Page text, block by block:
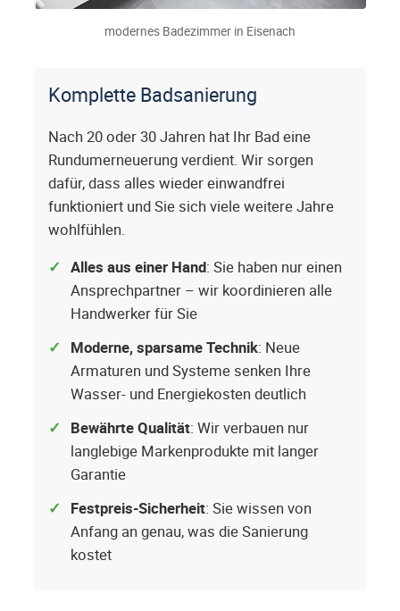
modernes Badezimmer in Eisenach
Komplette Badsanierung
Nach 20 oder 30 Jahren hat Ihr Bad eine
Rundumerneuerung verdient. Wir sorgen
dafür, dass alles wieder einwandfrei
funktioniert und Sie sich viele weitere Jahre
wohlfühlen.
Alles aus einer Hand: Sie haben nur einen
Ansprechpartner – wir koordinieren alle
Handwerker für Sie
Moderne, sparsame Technik: Neue
Armaturen und Systeme senken Ihre
Wasser- und Energiekosten deutlich
Bewährte Qualität: Wir verbauen nur
langlebige Markenprodukte mit langer
Garantie
Festpreis-Sicherheit: Sie wissen von
Anfang an genau, was die Sanierung
kostet